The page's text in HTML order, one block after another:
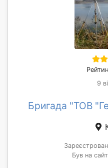
9
Бригада "ТОВ
Був на